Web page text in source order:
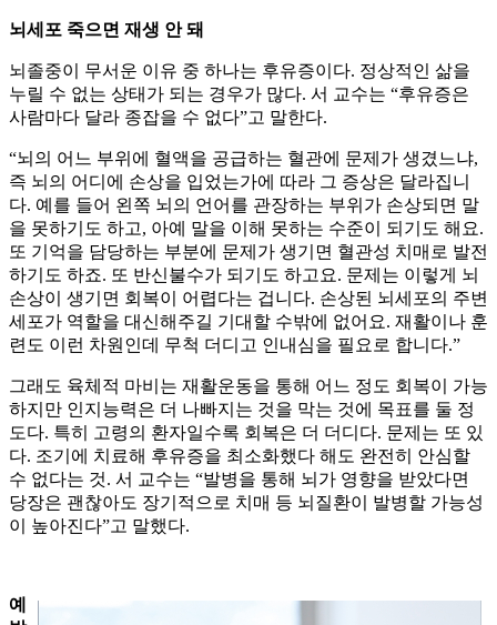
뇌세포 죽으면 재생 안 돼
뇌졸중이 무서운 이유 중 하나는 후유증이다. 정상적인 삶을
누릴 수 없는 상태가 되는 경우가 많다. 서 교수는 “후유증은
사람마다 달라 종잡을 수 없다”고 말한다.
“뇌의 어느 부위에 혈액을 공급하는 혈관에 문제가 생겼느냐,
즉 뇌의 어디에 손상을 입었는가에 따라 그 증상은 달라집니
다. 예를 들어 왼쪽 뇌의 언어를 관장하는 부위가 손상되면 말
을 못하기도 하고, 아예 말을 이해 못하는 수준이 되기도 해요.
또 기억을 담당하는 부분에 문제가 생기면 혈관성 치매로 발전
하기도 하죠. 또 반신불수가 되기도 하고요. 문제는 이렇게 뇌
손상이 생기면 회복이 어렵다는 겁니다. 손상된 뇌세포의 주변
세포가 역할을 대신해주길 기대할 수밖에 없어요. 재활이나 훈
련도 이런 차원인데 무척 더디고 인내심을 필요로 합니다.”
그래도 육체적 마비는 재활운동을 통해 어느 정도 회복이 가능
하지만 인지능력은 더 나빠지는 것을 막는 것에 목표를 둘 정
도다. 특히 고령의 환자일수록 회복은 더 더디다. 문제는 또 있
다. 조기에 치료해 후유증을 최소화했다 해도 완전히 안심할
수 없다는 것. 서 교수는 “발병을 통해 뇌가 영향을 받았다면
당장은 괜찮아도 장기적으로 치매 등 뇌질환이 발병할 가능성
이 높아진다”고 말했다.
예